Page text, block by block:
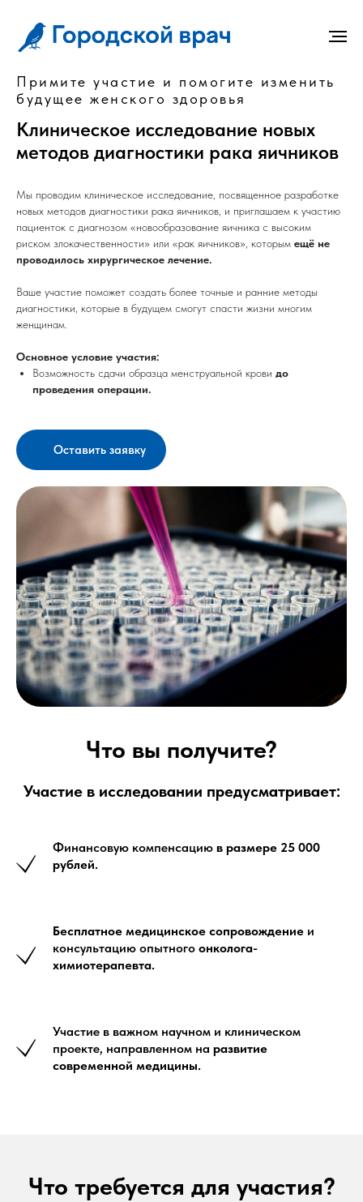
Примите участие и помогите изменить
будущее женского здоровья
Клиническое исследование новых
методов диагностики рака яичников
Мы проводим клиническое исследование, посвященное разработке
новых методов диагностики рака яичников, и приглашаем к участию
пациенток с диагнозом «новообразование яичника с высоким
риском злокачественности» или «рак яичников», которым ещё не
проводилось хирургическое лечение.
Ваше участие поможет создать более точные и ранние методы
диагностики, которые в будущем смогут спасти жизни многим
женщинам.
Основное условие участия:
Возможность сдачи образца менструальной крови до
проведения операции.
Оставить заявку
Что вы получите?
Участие в исследовании предусматривает:
Финансовую компенсацию в размере 25 000
рублей.
Бесплатное медицинское сопровождение и
консультацию опытного онколога-
химиотерапевта.
Участие в важном научном и клиническом
проекте, направленном на развитие
современной медицины.
Что требуется для участия?